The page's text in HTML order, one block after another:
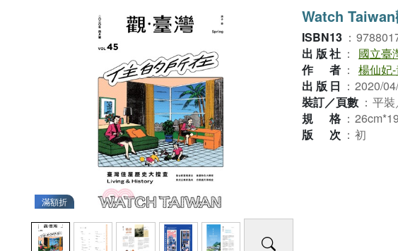
滿額折
Watch Taiwan
ISBN13 ：
出版社 ：
國立臺
作者 ： 楊仙妃
出版日 ： 2020/
裝訂／頁數 ： 平
規格 ：
版次 ： 初